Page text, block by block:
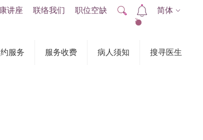
服务 服务收费 病人须知 搜寻医生
讲座 联络我们 职位空缺
2
简体